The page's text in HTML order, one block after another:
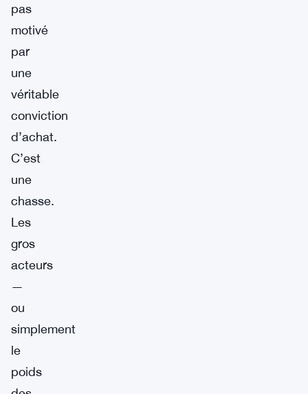
pas
motivé
par
une
véritable
conviction
d’achat.
C’est
une
chasse.
Les
gros
acteurs
—
ou
simplement
le
poids